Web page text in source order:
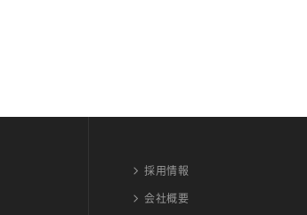
採用情報
会社概要